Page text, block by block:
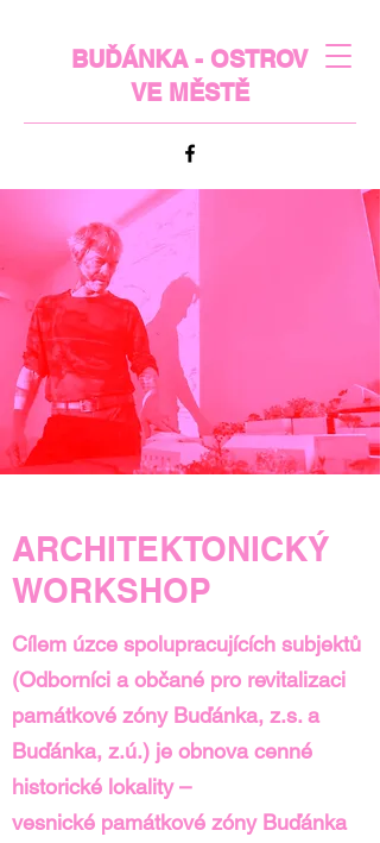
BUĎÁNKA - OSTROV
VE MĚSTĚ
ARCHITEKTONICKÝ
WORKSHOP
Cílem úzce spolupracujících subjektů
(Odborníci a občané pro revitalizaci
památkové zóny Buďánka, z.s. a
Buďánka, z.ú.) je obnova cenné
historické lokality –
vesnické památkové zóny Buďánka